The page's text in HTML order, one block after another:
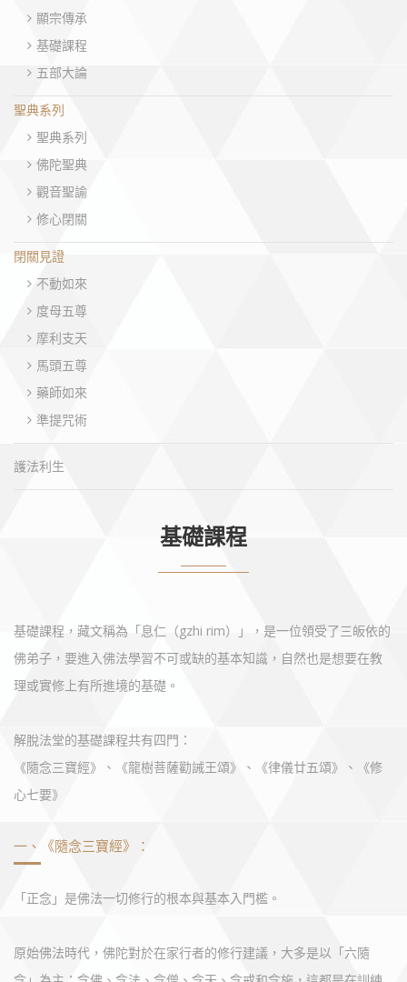
顯宗傳承
基礎課程
五部大論
聖典系列
聖典系列
佛陀聖典
觀音聖諭
修心閉關
閉關見證
不動如來
度母五尊
摩利支天
馬頭五尊
藥師如來
準提咒術
護法利生
基礎課程
基礎課程，藏文稱為「息仁（gzhi rim）」，是一位領受了三皈依的
佛弟子，要進入佛法學習不可或缺的基本知識，自然也是想要在教
理或實修上有所進境的基礎。
解脫法堂的基礎課程共有四門：
《隨念三寶經》、《龍樹菩薩勸誡王頌》、《律儀廿五頌》、《修
心七要》
一、《隨念三寶經》：
「正念」是佛法一切修行的根本與基本入門檻。
原始佛法時代，佛陀對於在家行者的修行建議，大多是以「六隨